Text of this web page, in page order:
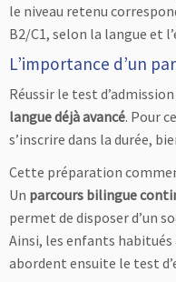
le niveau retenu
B2/C1, selon la langue et
L’importance d’un
Réussir le test
langue déjà avancé. Pour
s’inscrire dans la durée,
Cette préparation
Un parcours bilingue
permet de disposer d’un
Ainsi, les enfants habitués
abordent ensuite le test